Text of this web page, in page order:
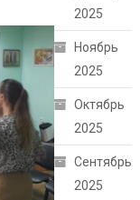
2025
Ноябрь
2025
Октябрь
2025
Сентябрь
2025